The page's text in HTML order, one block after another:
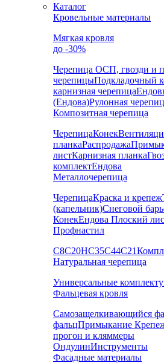
Каталог
Кровельные материалы
Мягкая кровля
до -30%
Черепица ОСП, гвозди и
черепицыПодкладочный
карнизная черепица
(Ендова)Рулонная
Композитная черепица
ЧерепицаКонек
планкаРаспродажа
листКарнизная планка
комплектЕндова
Металлочерепица
ЧерепицаКраска и крепеж
(капельник)Снеговой
КонекЕндова Плоский
Профнастил
С8С20НС35С44С21
Натуральная черепица
Универсальные
Фальцевая кровля
Самозащелкивающийся
фальцПримыкание
прогон и кляммеры
ОндулинИнструменты
Фасадные материалы